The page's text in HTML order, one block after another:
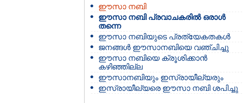
ഈസാ നബി
ഈസാ നബി പ്രവാചകരില്‍ ഒരാള്‍
തന്നെ
ഈസാ നബിയുടെ പ്രത്യേകതകള്‍
ജനങ്ങള്‍ ഈസാനബിയെ വഞ്ചിച്ചു
ഈസാ നബിയെ ക്രൂശിക്കാന്‍
കഴിഞ്ഞില്ല
ഈസാനബിയും ഇസ്രായീല്യരും
ഇസ്രായീല്യരെ ഈസാ നബി ശപിച്ചു